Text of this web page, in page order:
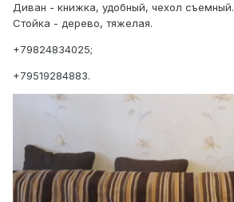
Диван - книжка, удобный, чехол съемный.
Стойка - дерево, тяжелая.
+79824834025;
+79519284883.